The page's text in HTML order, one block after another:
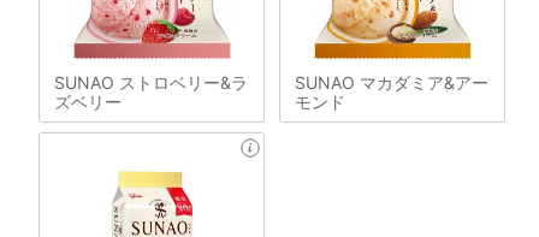
SUNAO ストロベリー&ラ
ズベリー
SUNAO マカダミア&アー
モンド